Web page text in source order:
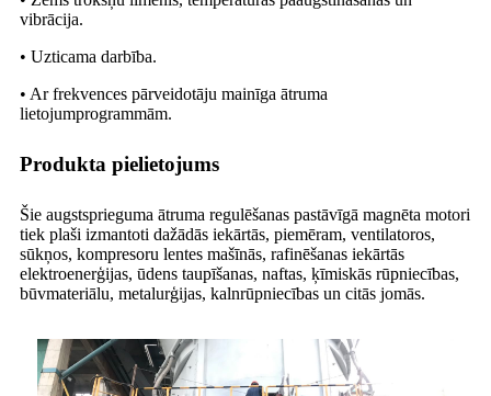
vibrācija.
• Uzticama darbība.
• Ar frekvences pārveidotāju mainīga ātruma
lietojumprogrammām.
Produkta pielietojums
Šie augstsprieguma ātruma regulēšanas pastāvīgā magnēta motori
tiek plaši izmantoti dažādās iekārtās, piemēram, ventilatoros,
sūkņos, kompresoru lentes mašīnās, rafinēšanas iekārtās
elektroenerģijas, ūdens taupīšanas, naftas, ķīmiskās rūpniecības,
būvmateriālu, metalurģijas, kalnrūpniecības un citās jomās.